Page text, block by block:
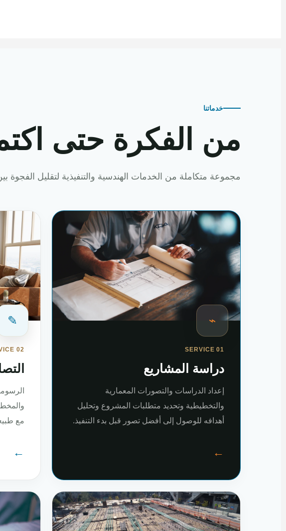
خدماتنا
من الفكرة حتى
مجموعة متكاملة من الخدمات الهندسية والتنفيذية لتقليل الفجوة
⌁
SERVICE 01
دراسة المشاريع
إعداد الدراسات والتصورات المعمارية
والتخطيطية وتحديد متطلبات المشروع وتحليل
أهدافه للوصول إلى أفضل تصور قبل بدء التنفيذ.
←
✎
02
مع
←